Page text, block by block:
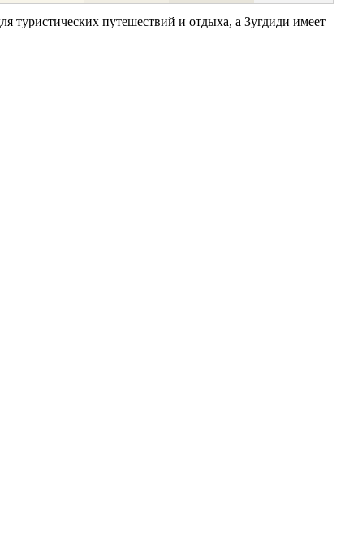
туристических путешествий и отдыха, а Зугдиди имеет